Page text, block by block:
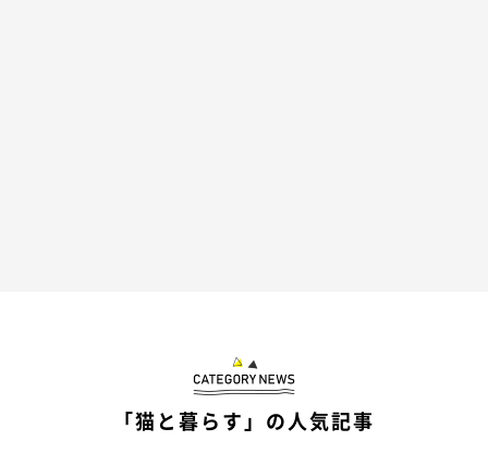
「猫と暮らす」の人気記事